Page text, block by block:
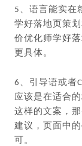
5、语言能实在
学好落地页策
价优化师学好
更具体。
6、引导语或者
应该是在适合
这样的文案，
建议，页面中
可。